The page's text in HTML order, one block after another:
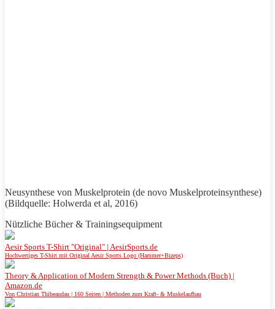
Neusynthese von Muskelprotein (de novo Muskelproteinsynthese)
(Bildquelle: Holwerda et al, 2016)
Nützliche Bücher & Trainingsequipment
Aesir Sports T-Shirt "Original" | AesirSports.de
Hochwertiges T-Shirt mit Original Aesir Sports Logo (Hammer+Bizeps)
Theory & Application of Modern Strength & Power Methods (Buch) |
Amazon.de
Von Christian Thibeaudau | 160 Seiten | Methoden zum Kraft- & Muskelaufbau